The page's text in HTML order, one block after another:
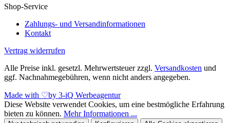
Shop-Service
Zahlungs- und Versandinformationen
Kontakt
Vertrag widerrufen
Alle Preise inkl. gesetzl. Mehrwertsteuer zzgl. Versandkosten und
ggf. Nachnahmegebühren, wenn nicht anders angegeben.
Made with ♡by 3-iQ Werbeagentur
Diese Website verwendet Cookies, um eine bestmögliche Erfahrung
bieten zu können. Mehr Informationen ...